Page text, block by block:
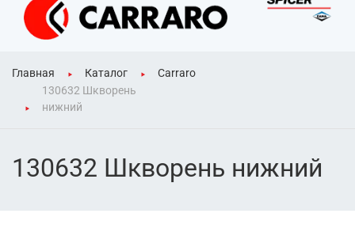
Главная Каталог
Carraro
130632 Шкворень
нижний
130632 Шкворень нижний